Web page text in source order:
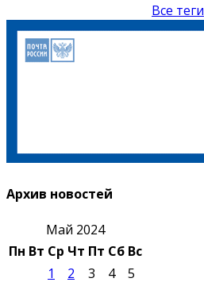
Все теги
Архив новостей
Май 2024
Пн Вт Ср Чт Пт Сб Вс
1
2 3 4
5